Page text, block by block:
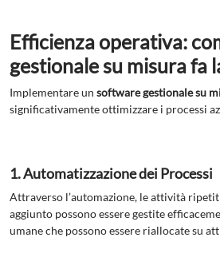
Efficienza operativa:
gestionale su misura fa
Implementare un software gestionale su
significativamente ottimizzare i processi
1. Automatizzazione dei Processi
Attraverso l’automazione, le attività
aggiunto possono essere gestite
umane che possono essere riallocate su